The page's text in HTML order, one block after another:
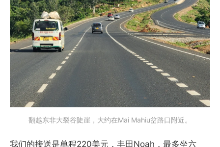
翻越东非大裂谷陡崖，大约在Mai Mahiu岔路口附近。
我们的接送是单程220美元，丰田Noah，最多坐六